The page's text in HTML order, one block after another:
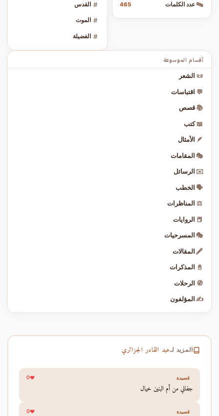
# القدس
# الموت
# الفضيلة
🔤 عدد الكلمات 465
أقسام الموسوعة
📜 الشعر
💬 اقتباسات
📚 قصص
📖 كتب
🪶 الأمثال
🎭 المقامات
✉️ الرسائل
🗣️ الخطب
⚖️ المناظرات
📕 الروايات
🎭 المسرحيات
🖋️ المقالات
📓 المذكرات
🧭 الرحلات
✍️ المؤلفون
المزيد لـعبد القادر الجزائري
قصيدة 0
جفاني من أم البنين خيال
قصيدة 0